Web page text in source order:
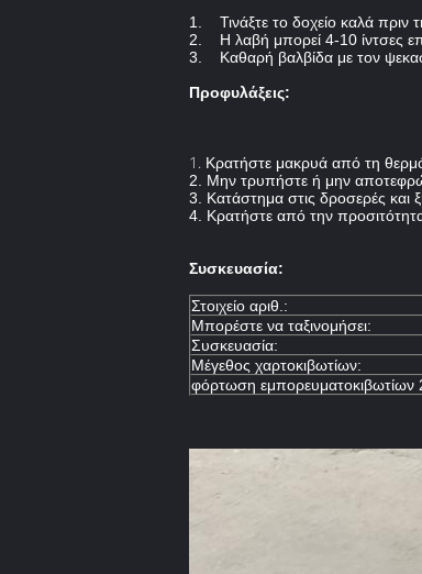
1. Τινάξτε το δοχείο καλά πριν
2. Η λαβή μπορεί 4-10 ίντσες
3. Καθαρή βαλβίδα με τον
Προφυλάξεις:
1. Κρατήστε μακρυά από τη
2. Μην τρυπήστε ή μην
3. Κατάστημα στις δροσερές
4. Κρατήστε από την
Συσκευασία:
Στοιχείο αριθ.:
Μπορέστε να ταξινομήσει:
Συσκευασία:
Μέγεθος χαρτοκιβωτίων:
φόρτωση εμπορευματοκιβωτίων